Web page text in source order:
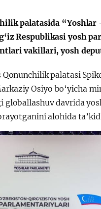
palatasida
Respublikasi yosh
vakillari, yosh
palatasi
Osiyo bo‘yicha
globallashuv davrida
alohida